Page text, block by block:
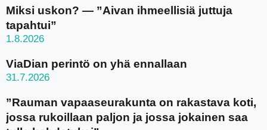
Miksi uskon? — ”Aivan ihmeellisiä juttuja
tapahtui”
1.8.2026
ViaDian perintö on yhä ennallaan
31.7.2026
”Rauman vapaaseurakunta on rakastava koti,
jossa rukoillaan paljon ja jossa jokainen saa